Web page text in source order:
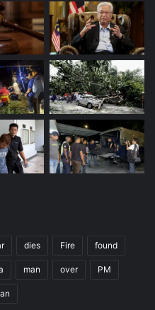
dies Fire found
man over PM